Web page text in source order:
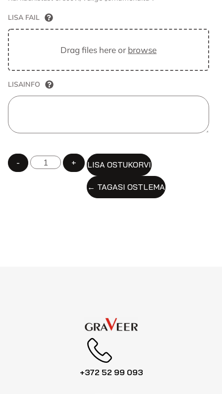
LISA FAIL
Drag files here or browse
LISAINFO
- + LISA OSTUKORVI
← TAGASI OSTLEMA
ALTERNATIVE:
+372 52 99 093